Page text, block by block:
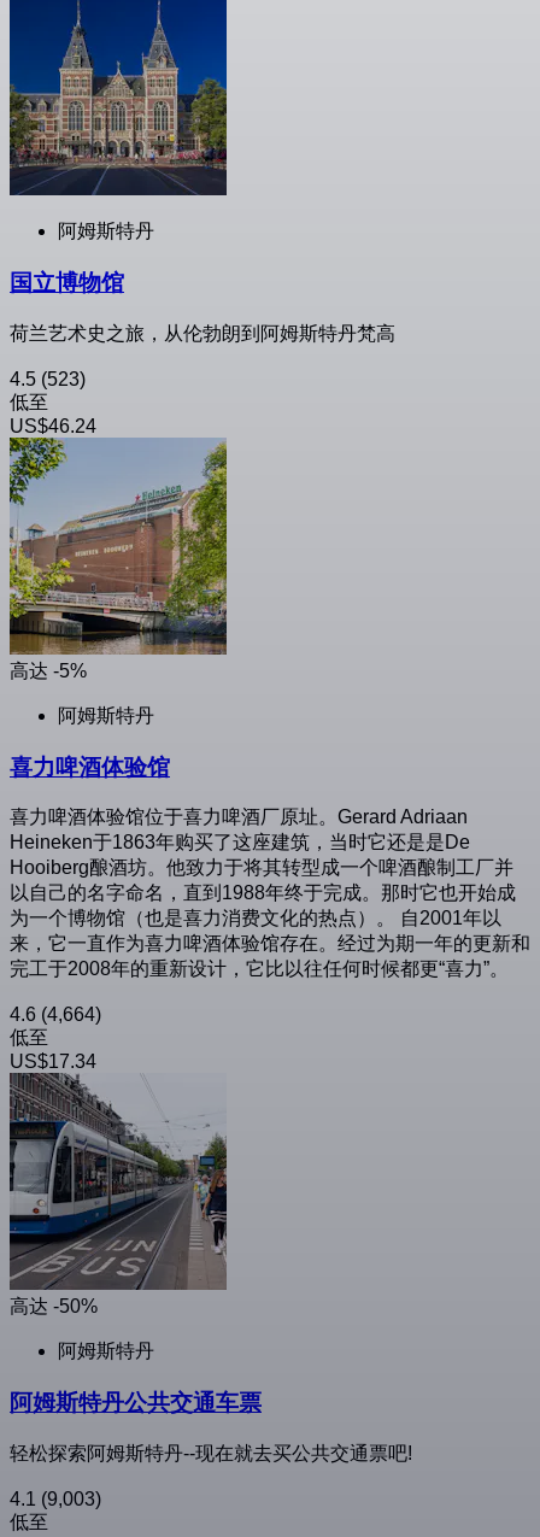
阿姆斯特丹
国立博物馆
荷兰艺术史之旅，从伦勃朗到阿姆斯特丹梵高
4.5 (523)
低至
US$46.24
高达 -5%
阿姆斯特丹
喜力啤酒体验馆
喜力啤酒体验馆位于喜力啤酒厂原址。Gerard Adriaan
Heineken于1863年购买了这座建筑，当时它还是是De
Hooiberg酿酒坊。他致力于将其转型成一个啤酒酿制工厂并
以自己的名字命名，直到1988年终于完成。那时它也开始成
为一个博物馆（也是喜力消费文化的热点）。 自2001年以
来，它一直作为喜力啤酒体验馆存在。经过为期一年的更新和
完工于2008年的重新设计，它比以往任何时候都更“喜力”。
4.6 (4,664)
低至
US$17.34
高达 -50%
阿姆斯特丹
阿姆斯特丹公共交通车票
轻松探索阿姆斯特丹--现在就去买公共交通票吧!
4.1 (9,003)
低至